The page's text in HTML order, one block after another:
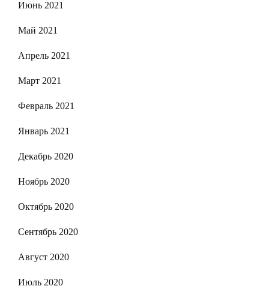
Июнь 2021
Май 2021
Апрель 2021
Март 2021
Февраль 2021
Январь 2021
Декабрь 2020
Ноябрь 2020
Октябрь 2020
Сентябрь 2020
Август 2020
Июль 2020